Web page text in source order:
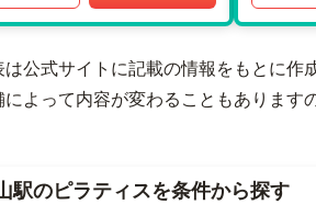
は公式サイトに記載の情報をもとに
によって内容が変わることもあります
駅のピラティスを条件から探す